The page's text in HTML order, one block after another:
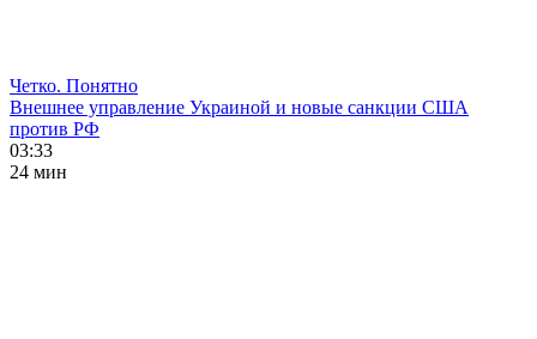
Четко. Понятно
Внешнее управление Украиной и новые санкции США
против РФ
03:33
24 мин